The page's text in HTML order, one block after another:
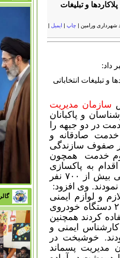
، پلاکاردها و تبلیغات
ورامین | چاپ | ایمیل |
داد:
و تبلیغات انتخاباتی
سازمان مدیریت
و پاکبانان
در دو جبهه را
صادقانه و
صفوف سازندگی
همچون
به پاکسازی
پوستر ها، بنر ها، پارچه نویسی ها و کلیه ادوات تبلیغاتی بیش از ۷۰۰ نفر
وی افزود:
لازم و لوازم ایمنی
مجهز و از ۱۰ دستگاه واترجت، ۲۰ دستگاه تانکر آب، ۲۰ دستگاه خودروی
کردند همچنین
اجرایی به همراه ۱۰ نفر ناظر، ۱۰ نفر کارشناس ایمنی و
خوشبخت در
پسماند